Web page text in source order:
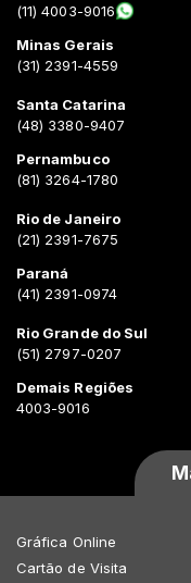
(11) 4003-9016
Minas Gerais
(31) 2391-4559
Santa Catarina
(48) 3380-9407
Pernambuco
(81) 3264-1780
Rio de Janeiro
(21) 2391-7675
Paraná
(41) 2391-0974
Rio Grande do Sul
(51) 2797-0207
Demais Regiões
4003-9016
Gráfica Online
Cartão de Visita